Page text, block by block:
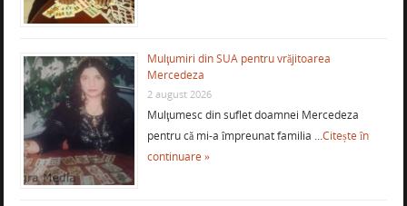
Mulţumiri din SUA pentru vrăjitoarea
Mercedeza
2 august 2026
Mulţumesc din suflet doamnei Mercedeza
pentru că mi-a împreunat familia …Citește în
continuare »